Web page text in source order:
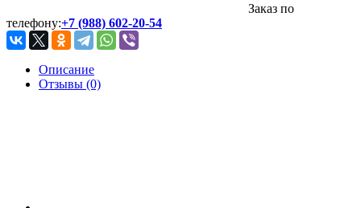
Заказ по
телефону:+7 (988) 602-20-54
Описание
Отзывы (0)